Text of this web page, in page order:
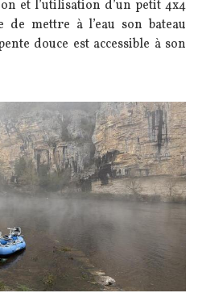
et l’utilisation d’un petit 4x4
mettre à l’eau son bateau
douce est accessible à son